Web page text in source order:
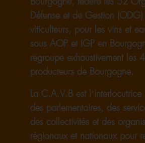
Défense et de Gestion (ODG)
viticulteurs, pour les vins et
sous AOP et IGP en
regroupe exhaustivement les
producteurs de Bourgogne.
La C.A.V.B est
des parlementaires, des
des collectivités et des
régionaux et nationaux pour